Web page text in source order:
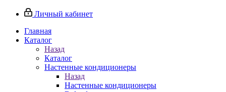
Личный кабинет
Главная
Каталог
Назад
Каталог
Настенные кондиционеры
Назад
Настенные кондиционеры